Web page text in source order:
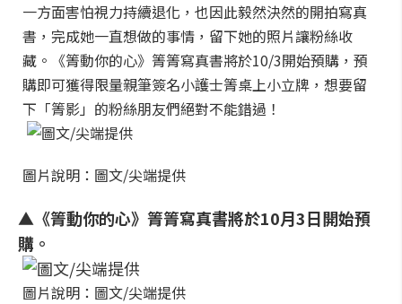
一方面害怕視力持續退化，也因此毅然決然的開拍寫真
書，完成她一直想做的事情，留下她的照片讓粉絲收
藏。《箐動你的心》箐箐寫真書將於10/3開始預購，預
購即可獲得限量親筆簽名小護士箐桌上小立牌，想要留
下「箐影」的粉絲朋友們絕對不能錯過！
圖片說明：圖文/尖端提供
▲《箐動你的心》箐箐寫真書將於10月3日開始預
購。
圖片說明：圖文/尖端提供